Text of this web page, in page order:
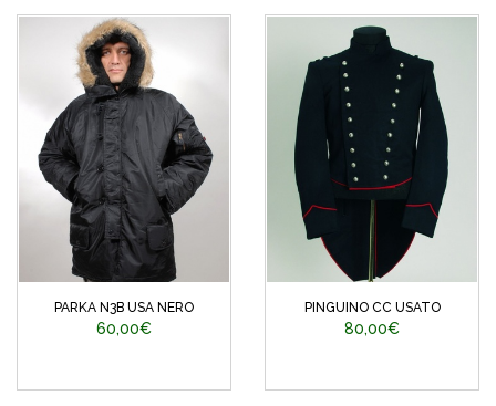
PARKA N3B USA NERO
60,00€
PINGUINO CC USATO
80,00€